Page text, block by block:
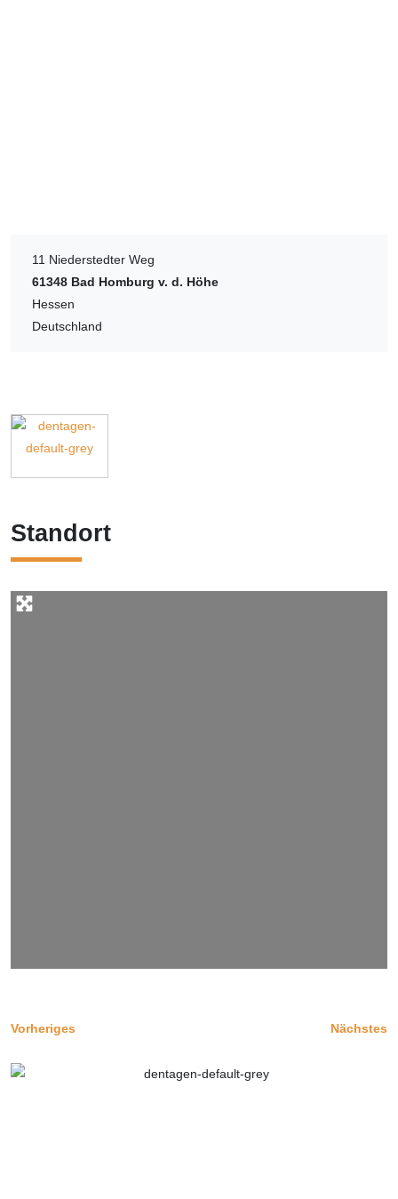
11 Niederstedter Weg
61348 Bad Homburg v. d. Höhe
Hessen
Deutschland
Standort
Vorheriges Nächstes